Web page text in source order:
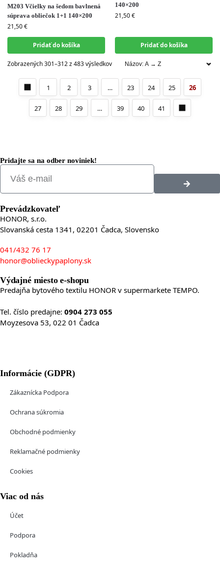
M203 Včielky na šedom bavlnená
súprava obliečok 1+1 140×200
21,50€
Pridať do košíka
140×200
21,50€
Pridať do košíka
Zobrazených 301–312 z 483 výsledkov
1 2 3 … 23 24 25 26
27 28 29 … 39 40 41
Pridajte sa na odber noviniek!
Prevádzkovateľ
HONOR, s.r.o.
Slovanská cesta 1341, 02201 Čadca, Slovensko
041/432 76 17
honor@oblieckypaplony.sk
Výdajné miesto e-shopu
Predajňa bytového textilu HONOR v supermarkete TEMPO.
Tel. číslo predajne: 0904 273 055
Moyzesova 53, 022 01 Čadca
Informácie (GDPR)
Zákaznícka Podpora
Ochrana súkromia
Obchodné podmienky
Reklamačné podmienky
Cookies
Viac od nás
Účet
Podpora
Pokladňa